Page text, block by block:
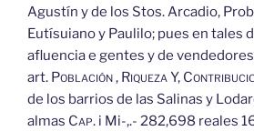
Agustín y de los Stos. Arcadio,
Eutísuiano y Paulilo; pues en tales
afluencia e gentes y de
art. Población, RiquezaY,
de los barrios de las Salinas y
almas Cap. i Mi-,.- 282,698 reales